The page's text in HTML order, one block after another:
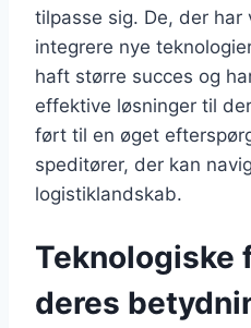
tilpasse sig. De, der
integrere nye
haft større succes og
effektive løsninger til
ført til en øget
speditører, der kan
logistiklandskab.
Teknologiske
deres